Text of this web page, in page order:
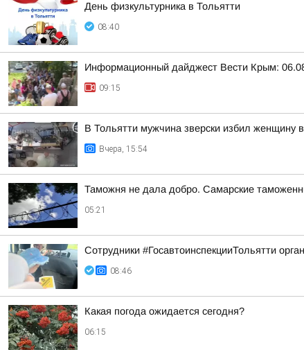
День физкультурника в Тольятти
08:40
Информационный дайджест Вести Крым:
09:15
В Тольятти мужчина зверски избил женщину
Вчера, 15:54
Таможня не дала добро. Самарские
05:21
Сотрудники #ГосавтоинспекцииТольятти
08:46
Какая погода ожидается сегодня?
06:15